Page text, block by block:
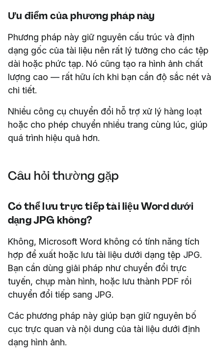
Ưu điểm của phương pháp này
Phương pháp này giữ nguyên cấu trúc và định
dạng gốc của tài liệu nên rất lý tưởng cho các tệp
dài hoặc phức tạp. Nó cũng tạo ra hình ảnh chất
lượng cao — rất hữu ích khi bạn cần độ sắc nét và
chi tiết.
Nhiều công cụ chuyển đổi hỗ trợ xử lý hàng loạt
hoặc cho phép chuyển nhiều trang cùng lúc, giúp
quá trình hiệu quả hơn.
Câu hỏi thường gặp
Có thể lưu trực tiếp tài liệu Word dưới
dạng JPG không?
Không, Microsoft Word không có tính năng tích
hợp để xuất hoặc lưu tài liệu dưới dạng tệp JPG.
Bạn cần dùng giải pháp như chuyển đổi trực
tuyến, chụp màn hình, hoặc lưu thành PDF rồi
chuyển đổi tiếp sang JPG.
Các phương pháp này giúp bạn giữ nguyên bố
cục trực quan và nội dung của tài liệu dưới định
dạng hình ảnh.